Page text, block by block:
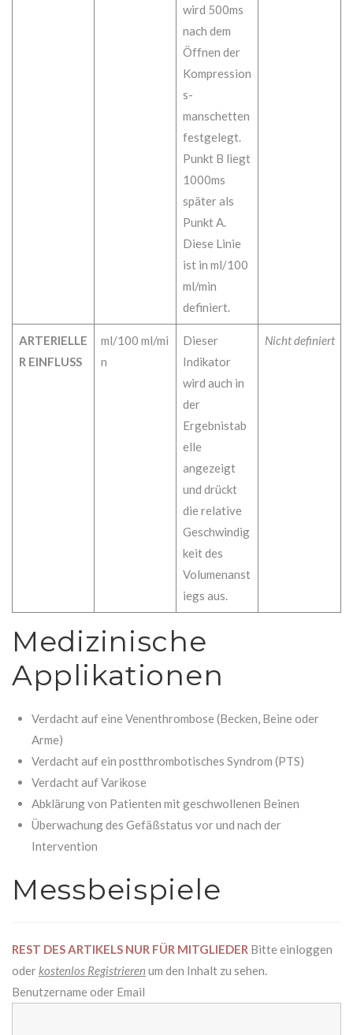
wird 500ms
nach dem
Öffnen der
Kompression
s-
manschetten
festgelegt.
Punkt B liegt
1000ms
später als
Punkt A.
Diese Linie
ist in ml/100
ml/min
definiert.
ARTERIELLE
R EINFLUSS
ml/100 ml/mi
n
Dieser
Indikator
wird auch in
der
Ergebnistab
elle
angezeigt
und drückt
die relative
Geschwindig
keit des
Volumenanst
iegs aus.
Nicht definiert
Medizinische
Applikationen
Verdacht auf eine Venenthrombose (Becken, Beine oder
Arme)
Verdacht auf ein postthrombotisches Syndrom (PTS)
Verdacht auf Varikose
Abklärung von Patienten mit geschwollenen Beinen
Überwachung des Gefäßstatus vor und nach der
Intervention
Messbeispiele
REST DES ARTIKELS NUR FÜR MITGLIEDER Bitte einloggen
oderkostenlos Registrieren um den Inhalt zu sehen.
Benutzername oder Email